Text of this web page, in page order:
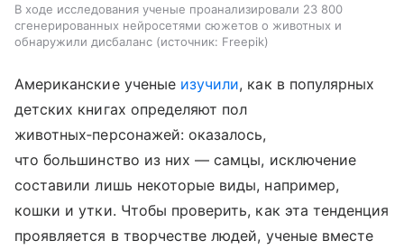
В ходе исследования ученые проанализировали 23 800
сгенерированных нейросетями сюжетов о животных и
обнаружили дисбаланс
источник: Freepik
Американские ученые изучили, как в популярных
детских книгах определяют пол
животных‑персонажей: оказалось,
что большинство из них — самцы, исключение
составили лишь некоторые виды, например,
кошки и утки. Чтобы проверить, как эта тенденция
проявляется в творчестве людей, ученые вместе